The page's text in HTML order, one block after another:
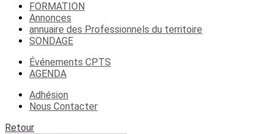
FORMATION
Annonces
annuaire des Professionnels du territoire
SONDAGE
Événements CPTS
AGENDA
Adhésion
Nous Contacter
Retour